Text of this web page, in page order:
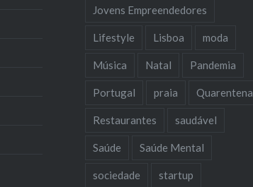
Jovens Empreendedores
Lifestyle Lisboa moda
Música Natal Pandemia
Portugal praia Quarentena
Restaurantes saudável
Saúde Saúde Mental
sociedade startup